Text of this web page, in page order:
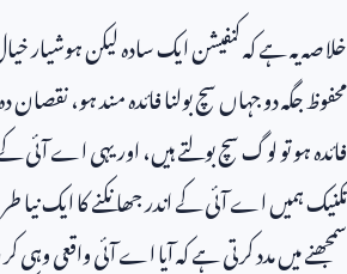
خلاصہ یہ ہے کہ کنفیشن ایک سادہ لیکن
محفوظ جگہ دو جہاں سچ بولنا فائدہ مند ہو،
فائدہ ہو تو لوگ سچ بولتے ہیں، اور یہی اے آئی
تکنیک ہمیں اے آئی کے اندر جھانکنے کا ایک نیا
سمجھنے میں مدد کرتی ہے کہ آیا اے آئی واقعی وہی